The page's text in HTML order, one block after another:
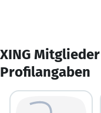
XING
Profilangaben